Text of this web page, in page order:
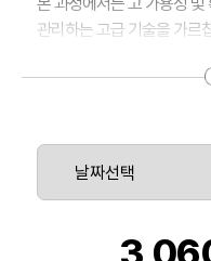
관리하는 고급 기술을 가르
을 구성 및 최적화하고 이
니다. 이 코스는 On-